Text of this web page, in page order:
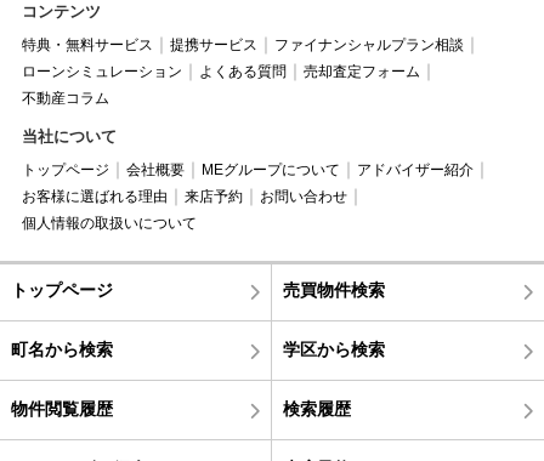
コンテンツ
特典・無料サービス 提携サービス
ファイナンシャルプラン相談
ローンシミュレーション
よくある質問
売却査定フォーム
不動産コラム
当社について
トップページ 会社概要 MEグループについて
アドバイザー紹介
お客様に選ばれる理由
来店予約
お問い合わせ
個人情報の取扱いについて
トップページ 売買物件検索
町名から検索 学区から検索
物件閲覧履歴 検索履歴